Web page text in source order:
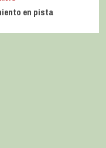
en pista